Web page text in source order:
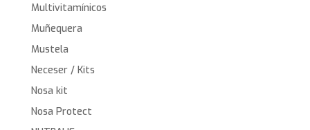
Multivitamínicos
Muñequera
Mustela
Neceser / Kits
Nosa kit
Nosa Protect